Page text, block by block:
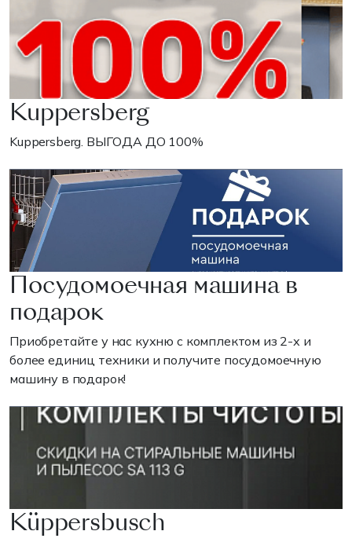
Kuppersberg
Kuppersberg. ВЫГОДА ДО 100%
Посудомоечная машина в
подарок
Приобретайте у нас кухню с комплектом из 2-х и
более единиц техники и получите посудомоечную
машину в подарок!
Küppersbusch